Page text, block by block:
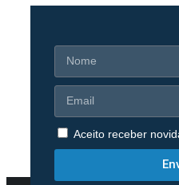
Aceito receber